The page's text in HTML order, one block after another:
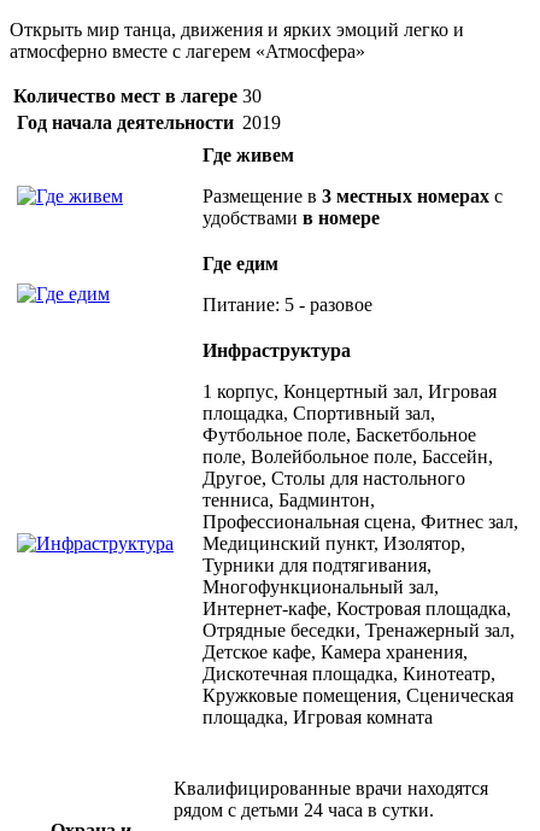
Открыть мир танца, движения и ярких эмоций легко и
атмосферно вместе с лагерем «Атмосфера»
Количество мест в лагере 30
Год начала деятельности 2019
Где живем
Размещение в 3 местных номерах с
удобствами в номере
Где едим
Питание: 5 - разовое
Инфраструктура
1 корпус, Концертный зал, Игровая
площадка, Спортивный зал,
Футбольное поле, Баскетбольное
поле, Волейбольное поле, Бассейн,
Другое, Столы для настольного
тенниса, Бадминтон,
Профессиональная сцена, Фитнес зал,
Медицинский пункт, Изолятор,
Турники для подтягивания,
Многофункциональный зал,
Интернет-кафе, Костровая площадка,
Отрядные беседки, Тренажерный зал,
Детское кафе, Камера хранения,
Дискотечная площадка, Кинотеатр,
Кружковые помещения, Сценическая
площадка, Игровая комната
Квалифицированные врачи находятся
рядом с детьми 24 часа в сутки.